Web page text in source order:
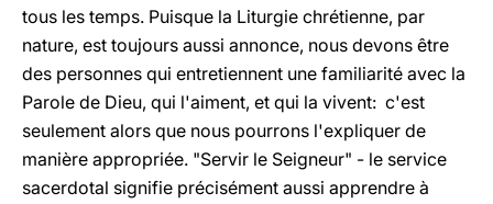
tous les temps. Puisque la Liturgie chrétienne, par
nature, est toujours aussi annonce, nous devons être
des personnes qui entretiennent une familiarité avec la
Parole de Dieu, qui l'aiment, et qui la vivent: c'est
seulement alors que nous pourrons l'expliquer de
manière appropriée. "Servir le Seigneur" - le service
sacerdotal signifie précisément aussi apprendre à